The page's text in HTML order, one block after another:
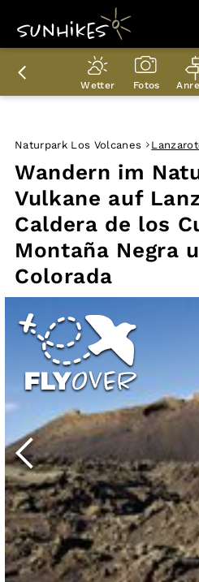
WANDERZIELE
WANDERUNGEN
ENTDECKEN
PLANER
Wetter Fotos
Wandern im
Vulkane auf
Caldera de los
Montaña Negra
Colorada
Naturpark Los Volcanes